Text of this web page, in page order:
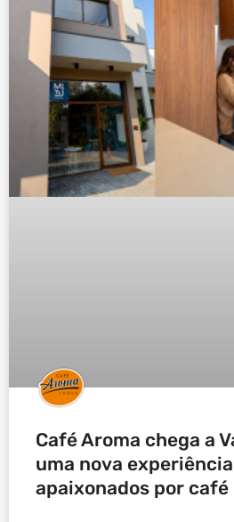
Café Aroma chega a
uma nova
apaixonados por café